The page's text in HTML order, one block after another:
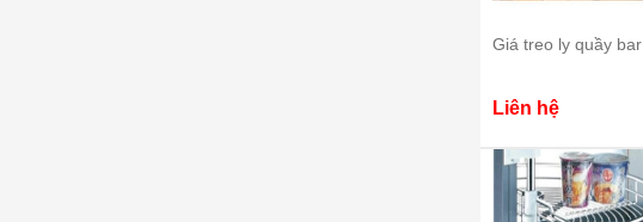
Giá treo ly quầy bar
Liên hệ